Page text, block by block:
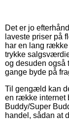
Det er jo
laveste priser på
har en lang
trykke
og desuden også
gange byde på
Til gengæld kan
en række internet
Buddy/Super
handel, sådan at